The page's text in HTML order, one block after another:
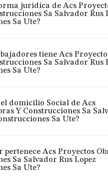
jurídica de Acs
Sa Salvador Rus
Sa Ute?
tiene Acs
Sa Salvador Rus
Sa Ute?
el domicilio Social de Acs
Y Construcciones Sa
Sa Ute?
pertenece Acs Proyectos
Sa Salvador Rus Lopez
Sa Ute?